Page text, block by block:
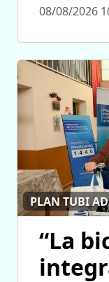
08/08/2026
PLAN TUBI
“La